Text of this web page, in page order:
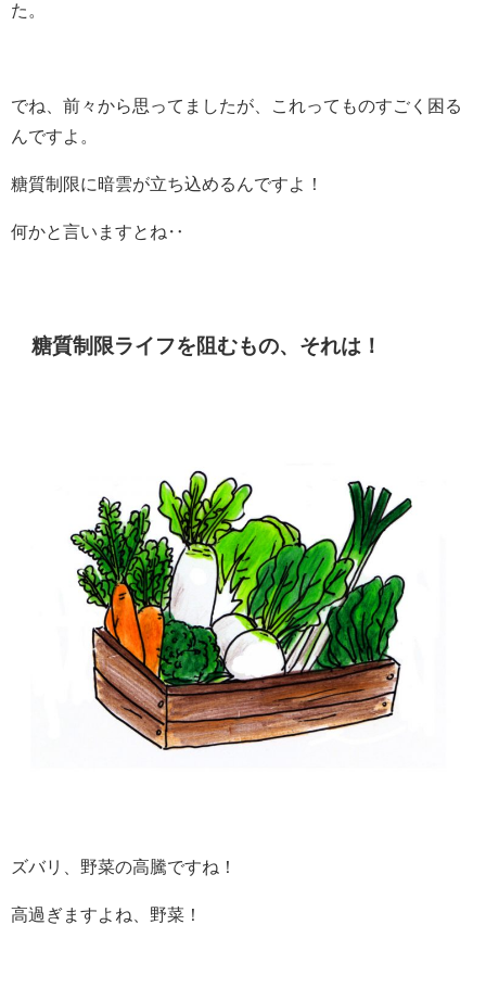
た。
でね、前々から思ってましたが、これってものすごく困る
んですよ。
糖質制限に暗雲が立ち込めるんですよ！
何かと言いますとね‥
糖質制限ライフを阻むもの、それは！
ズバリ、野菜の高騰ですね！
高過ぎますよね、野菜！